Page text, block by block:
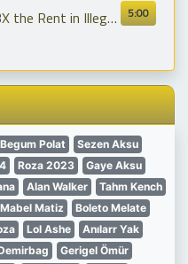
5:00
in Illegal Sublet! | Part 1
Begum Polat
Sezen Aksu
Roza 2023
Gaye Aksu
Alan Walker
Tahm Kench
Mabel Matiz
Boleto Melate
Lol Ashe
Anılarr Yak
Gerigel Ömür